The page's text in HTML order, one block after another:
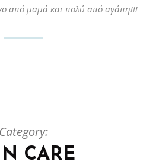
από μαμά και πολύ από αγάπη!!!
Category:
CARE